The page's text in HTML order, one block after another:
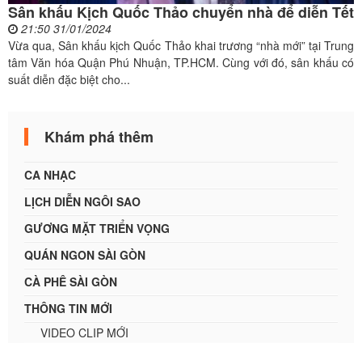
Sân khấu Kịch Quốc Thảo chuyển nhà để diễn Tết
21:50 31/01/2024
Vừa qua, Sân khấu kịch Quốc Thảo khai trương “nhà mới” tại Trung
tâm Văn hóa Quận Phú Nhuận, TP.HCM. Cùng với đó, sân khấu có
suất diễn đặc biệt cho...
Khám phá thêm
CA NHẠC
LỊCH DIỄN NGÔI SAO
GƯƠNG MẶT TRIỂN VỌNG
QUÁN NGON SÀI GÒN
CÀ PHÊ SÀI GÒN
THÔNG TIN MỚI
VIDEO CLIP MỚI